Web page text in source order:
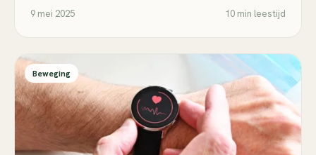
9 mei 2025 10 min leestijd
Beweging